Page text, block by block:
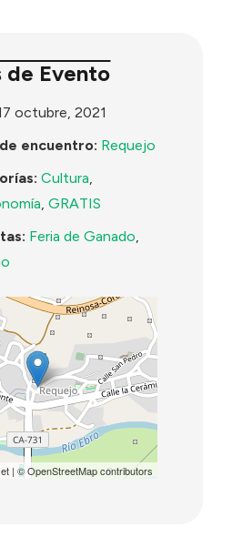
de Evento
octubre, 2021
encuentro: Requejo
Cultura
,GRATIS
Feria de Ganado
| ©OpenStreetMapcontributors